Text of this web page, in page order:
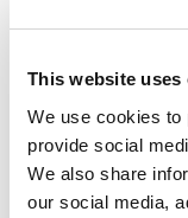
This website uses
We use cookies to
provide social
We also share
our social media,
クランプオンパワー
PW3360